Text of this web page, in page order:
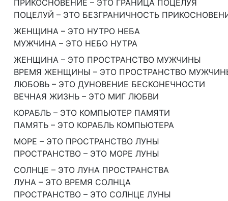
ПРИКОСНОВЕНИЕ – ЭТО ГРАНИЦА ПОЦЕЛУЯ
ПОЦЕЛУЙ – ЭТО БЕЗГРАНИЧНОСТЬ
ЖЕНЩИНА – ЭТО НУТРО НЕБА
МУЖЧИНА – ЭТО НЕБО НУТРА
ЖЕНЩИНА – ЭТО ПРОСТРАНСТВО МУЖЧИНЫ
ВРЕМЯ ЖЕНЩИНЫ – ЭТО ПРОСТРАНСТВО
ЛЮБОВЬ – ЭТО ДУНОВЕНИЕ БЕСКОНЕЧНОСТИ
ВЕЧНАЯ ЖИЗНЬ – ЭТО МИГ ЛЮБВИ
КОРАБЛЬ – ЭТО КОМПЬЮТЕР ПАМЯТИ
ПАМЯТЬ – ЭТО КОРАБЛЬ КОМПЬЮТЕРА
МОРЕ – ЭТО ПРОСТРАНСТВО ЛУНЫ
ПРОСТРАНСТВО – ЭТО МОРЕ ЛУНЫ
СОЛНЦЕ – ЭТО ЛУНА ПРОСТРАНСТВА
ЛУНА – ЭТО ВРЕМЯ СОЛНЦА
ПРОСТРАНСТВО – ЭТО СОЛНЦЕ ЛУНЫ